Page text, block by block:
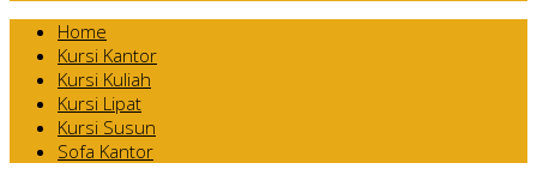
Home
Kursi Kantor
Kursi Kuliah
Kursi Lipat
Kursi Susun
Sofa Kantor